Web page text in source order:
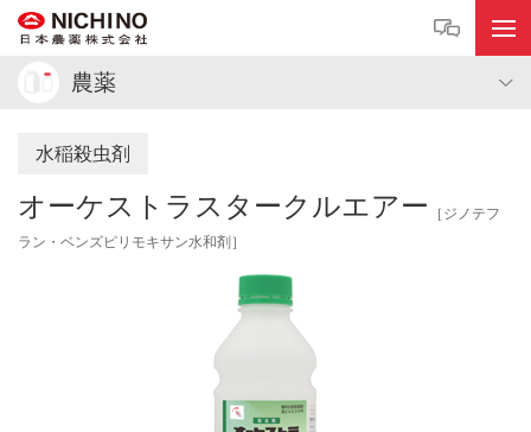
農薬
水稲殺虫剤
オーケストラスタークルエアー
［ジノテフ
ラン・ベンズピリモキサン水和剤］